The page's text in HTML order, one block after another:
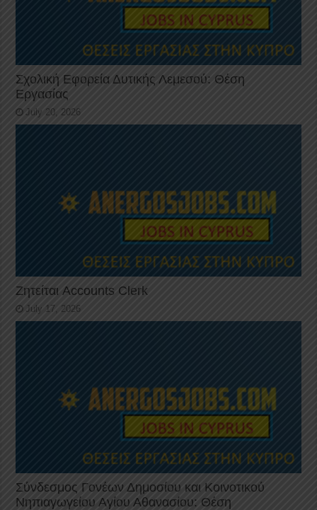
Σχολική Εφορεία Δυτικής Λεμεσού: Θέση
Εργασίας
July 20, 2026
Ζητείται Accounts Clerk
July 17, 2026
Σύνδεσμος Γονέων Δημοσίου και Κοινοτικού
Νηπιαγωγείου Αγίου Αθανασίου: Θέση